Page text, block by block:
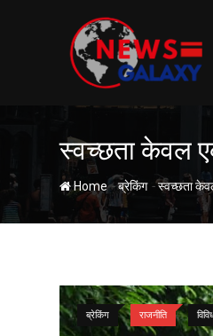
स्वच्छता केवल
Home-ब्रेकिंग-स्वच्छता
ब्रेकिंग राजनीति